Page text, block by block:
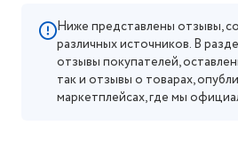
Ниже представлены отзывы,
различных источников. В
отзывы покупателей,
так и отзывы о товарах,
маркетплейсах, где мы